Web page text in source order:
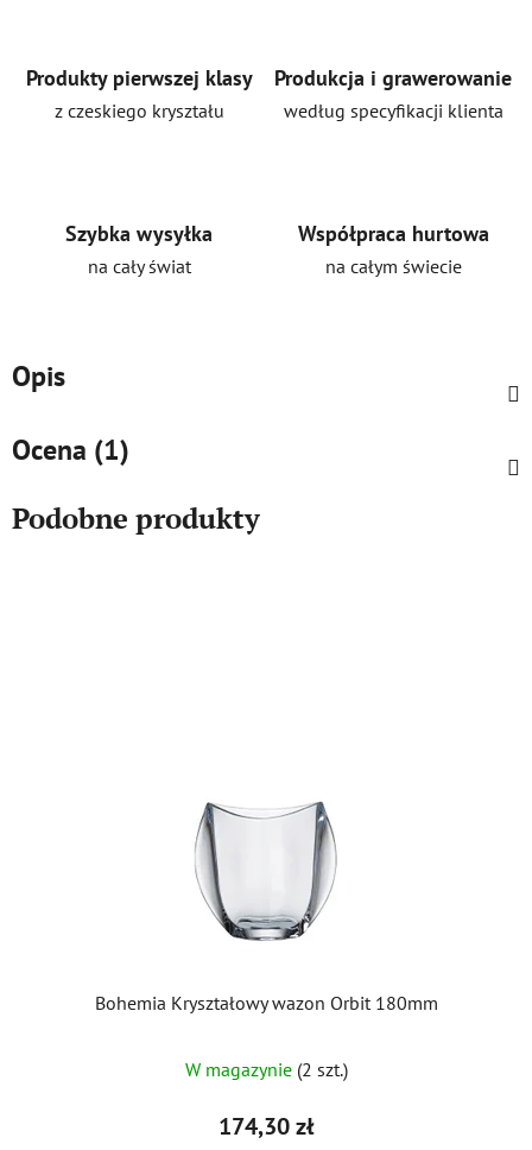
Produkty pierwszej klasy
z czeskiego kryształu
Produkcja i grawerowanie
według specyfikacji klienta
Szybka wysyłka
na cały świat
Współpraca hurtowa
na całym świecie
Opis
Ocena (1)
Podobne produkty
Bohemia Kryształowy wazon Orbit 180mm
W magazynie (2 szt.)
174,30 zł